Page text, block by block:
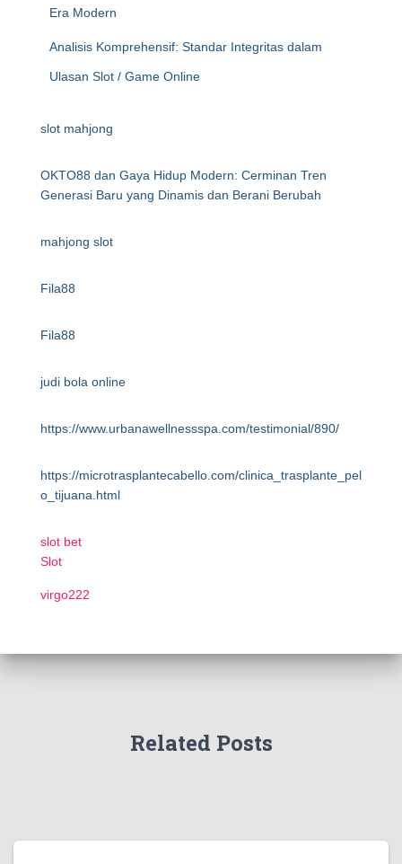
Era Modern
Analisis Komprehensif: Standar Integritas dalam
Ulasan Slot / Game Online
slot mahjong
OKTO88 dan Gaya Hidup Modern: Cerminan Tren
Generasi Baru yang Dinamis dan Berani Berubah
mahjong slot
Fila88
Fila88
judi bola online
https://www.urbanawellnessspa.com/testimonial/890/
https://microtrasplantecabello.com/clinica_trasplante_pel
o_tijuana.html
slot bet
Slot
virgo222
Related Posts